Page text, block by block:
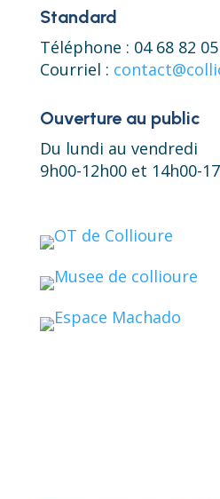
Standard
Téléphone : 04 68 82
Courriel :
Ouverture au public
Du lundi au vendredi
9h00-12h00 et 14h00-